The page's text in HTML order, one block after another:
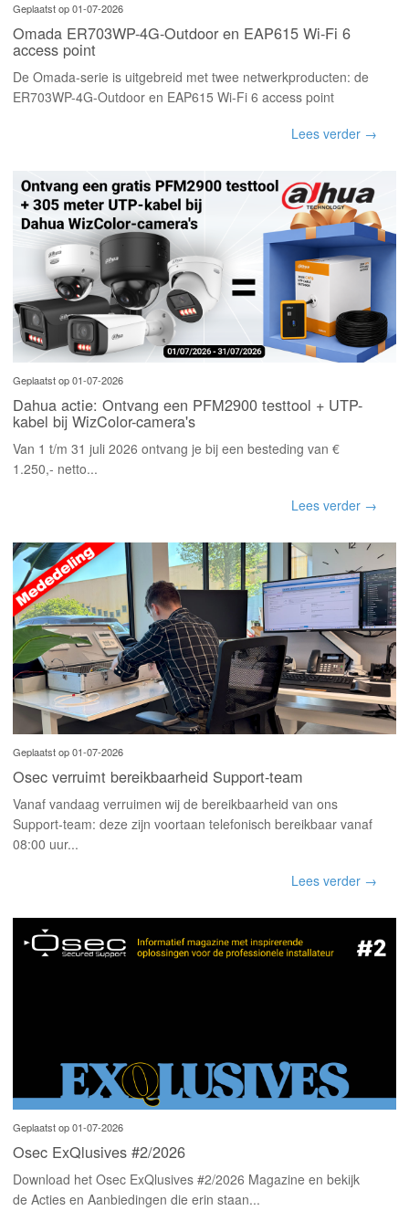
Geplaatst op 01-07-2026
Omada ER703WP-4G-Outdoor en EAP615 Wi-Fi 6
access point
De Omada-serie is uitgebreid met twee netwerkproducten: de
ER703WP-4G-Outdoor en EAP615 Wi-Fi 6 access point
Lees verder →
Geplaatst op 01-07-2026
Dahua actie: Ontvang een PFM2900 testtool + UTP-
kabel bij WizColor-camera's
Van 1 t/m 31 juli 2026 ontvang je bij een besteding van €
1.250,- netto...
Lees verder →
Geplaatst op 01-07-2026
Osec verruimt bereikbaarheid Support-team
Vanaf vandaag verruimen wij de bereikbaarheid van ons
Support-team: deze zijn voortaan telefonisch bereikbaar vanaf
08:00 uur...
Lees verder →
Geplaatst op 01-07-2026
Osec ExQlusives #2/2026
Download het Osec ExQlusives #2/2026 Magazine en bekijk
de Acties en Aanbiedingen die erin staan...